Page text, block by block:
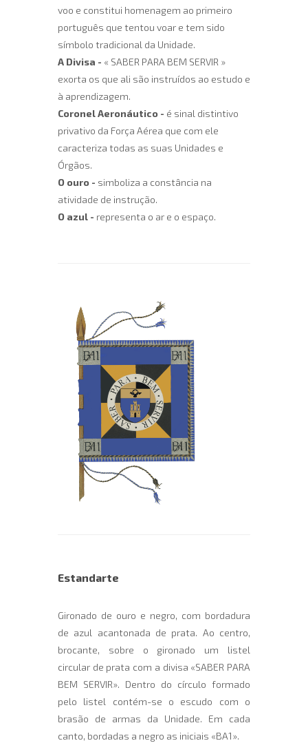
voo e constitui homenagem ao primeiro
português que tentou voar e tem sido
símbolo tradicional da Unidade.
A Divisa - « SABER PARA BEM SERVIR »
exorta os que ali são instruídos ao estudo e
à aprendizagem.
Coronel Aeronáutico - é sinal distintivo
privativo da Força Aérea que com ele
caracteriza todas as suas Unidades e
Órgãos.
O ouro - simboliza a constância na
atividade de instrução.
O azul - representa o ar e o espaço.
Estandarte
Gironado de ouro e negro, com bordadura
de azul acantonada de prata. Ao centro,
brocante, sobre o gironado um listel
circular de prata com a divisa «SABER PARA
BEM SERVIR». Dentro do círculo formado
pelo listel contém-se o escudo com o
brasão de armas da Unidade. Em cada
canto, bordadas a negro as iniciais «BA1».